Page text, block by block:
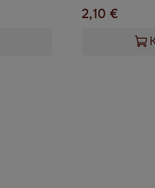
2,10 €